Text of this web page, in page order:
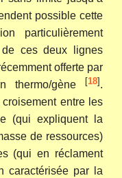
possible cette
particulièrement
ces deux lignes
offerte par
thermo/gène [18].
croisement entre les
(qui expliquent la
de ressources)
(qui en réclament
caractérisée par la